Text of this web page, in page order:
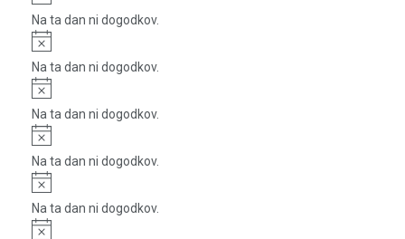
Na ta dan ni dogodkov.
Notice
Na ta dan ni dogodkov.
Notice
Na ta dan ni dogodkov.
Notice
Na ta dan ni dogodkov.
Notice
Na ta dan ni dogodkov.
Notice